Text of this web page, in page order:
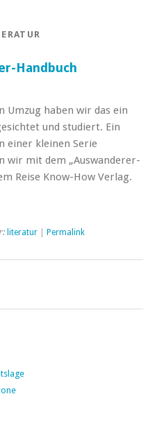
Handbuch
Umzug haben wir das ein
und studiert. Ein
einer kleinen Serie
wir mit dem „Auswanderer-
Reise Know-How Verlag.
literatur Permalink